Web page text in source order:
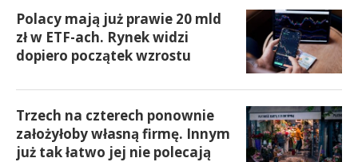
Polacy mają już prawie 20 mld
zł w ETF-ach. Rynek widzi
dopiero początek wzrostu
Trzech na czterech ponownie
założyłoby własną firmę. Innym
już tak łatwo jej nie polecają